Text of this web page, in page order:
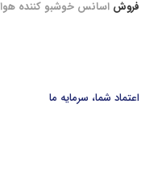
فروش اسانس خوشبو کننده هوا
اعتماد شما، سرمایه ما